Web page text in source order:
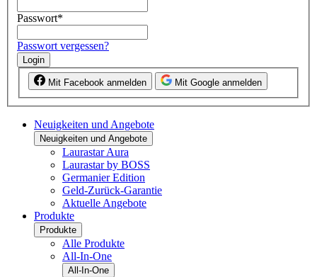
Passwort*
Passwort vergessen?
Login
Mit Facebook anmelden Mit Google anmelden
Neuigkeiten und Angebote
Neuigkeiten und Angebote
Laurastar Aura
Laurastar by BOSS
Germanier Edition
Geld-Zurück-Garantie
Aktuelle Angebote
Produkte
Produkte
Alle Produkte
All-In-One
All-In-One